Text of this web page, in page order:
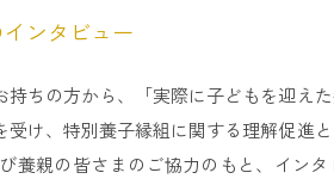
ンタビュー
ちの方から、「実際に子どもを迎え
け、特別養子縁組に関する理解促進と
養親の皆さまのご協力のもと、イン